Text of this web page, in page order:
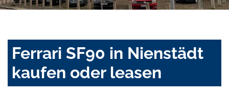
Ferrari SF90 in Nienstädt
kaufen oder leasen